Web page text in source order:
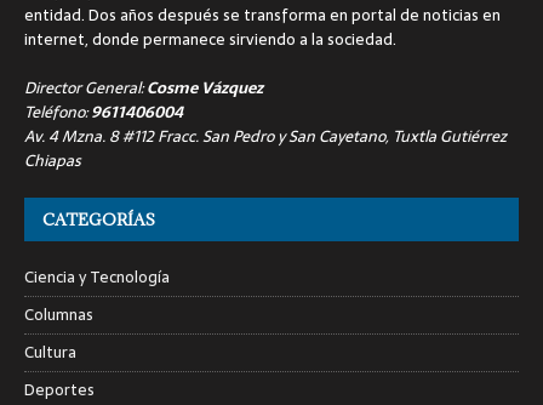
entidad. Dos años después se transforma en portal de noticias en
internet, donde permanece sirviendo a la sociedad.
Director General:Cosme Vázquez
Teléfono:9611406004
Av. 4 Mzna. 8 #112 Fracc. San Pedro y San Cayetano, Tuxtla Gutiérrez
Chiapas
CATEGORÍAS
Ciencia y Tecnología
Columnas
Cultura
Deportes